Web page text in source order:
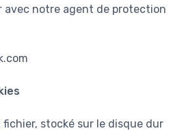
avec notre agent de protection
stocké sur le disque dur